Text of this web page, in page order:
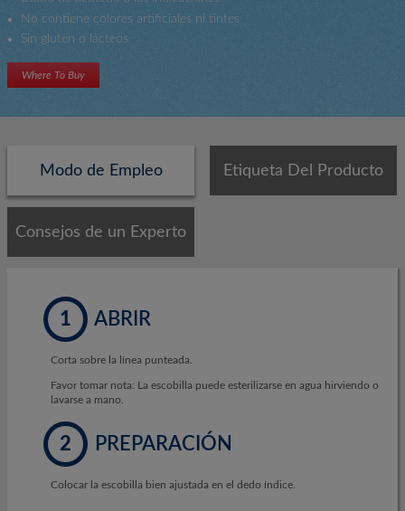
No contiene colores artificiales ni tintes
Sin gluten o lácteos
Where To Buy
Modo de Empleo Etiqueta Del Producto
Consejos de un Experto
1 ABRIR
Corta sobre la línea punteada.
Favor tomar nota: La escobilla puede esterilizarse en agua hirviendo o
lavarse a mano.
2 PREPARACIÓN
Colocar la escobilla bien ajustada en el dedo índice.